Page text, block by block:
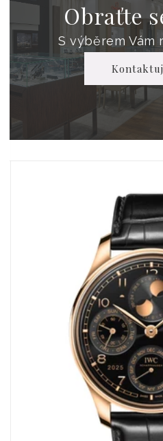
Obraťte
S výběrem Vám